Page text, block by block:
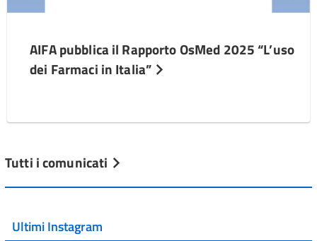
AIFA pubblica il Rapporto OsMed 2025 “L’uso
dei Farmaci in Italia”
Tutti i comunicati
Ultimi Instagram